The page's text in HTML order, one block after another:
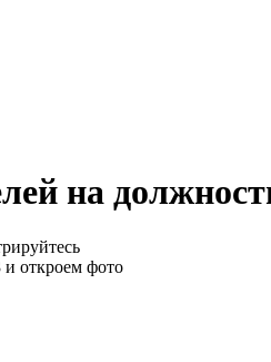
на
откроем фото